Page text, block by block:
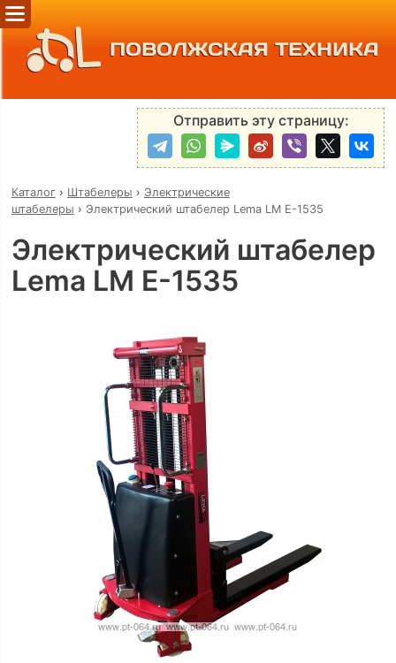
ПОВОЛЖСКАЯ ТЕХНИКА
Отправить эту страницу:
Каталог› Штабелеры › Электрические
штабелеры › Электрический штабелер Lema LM E-1535
Электрический штабелер
Lema LM E-1535